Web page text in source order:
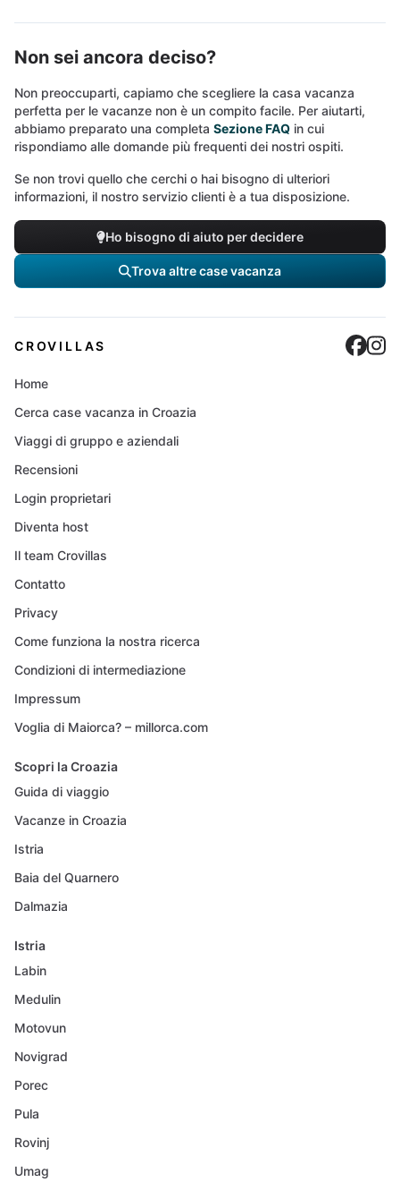
Non sei ancora deciso?
Non preoccuparti, capiamo che scegliere la casa vacanza
perfetta per le vacanze non è un compito facile. Per aiutarti,
abbiamo preparato una completa Sezione FAQ in cui
rispondiamo alle domande più frequenti dei nostri ospiti.
Se non trovi quello che cerchi o hai bisogno di ulteriori
informazioni, il nostro servizio clienti è a tua disposizione.
Ho bisogno di aiuto per decidere
Trova altre case vacanza
CROVILLAS
Home
Cerca case vacanza in Croazia
Viaggi di gruppo e aziendali
Recensioni
Login proprietari
Diventa host
Il team Crovillas
Contatto
Privacy
Come funziona la nostra ricerca
Condizioni di intermediazione
Impressum
Voglia di Maiorca? – millorca.com
Scopri la Croazia
Guida di viaggio
Vacanze in Croazia
Istria
Baia del Quarnero
Dalmazia
Istria
Labin
Medulin
Motovun
Novigrad
Porec
Pula
Rovinj
Umag